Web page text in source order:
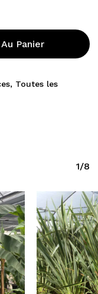
Panier
, Toutes les
1/8